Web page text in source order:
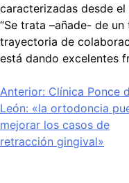
caracterizadas desde
“Se trata –añade- de
trayectoria de
está dando excelentes
Navegación
de
entradas
Anterior: Clínica Ponce
León: «la ortodoncia
mejorar los casos de
retracción gingival»